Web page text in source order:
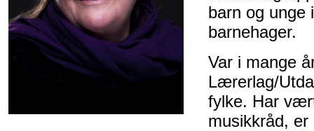
barn og unge
barnehager.
Var i mange
Lærerlag/
fylke. Har
musikkråd,